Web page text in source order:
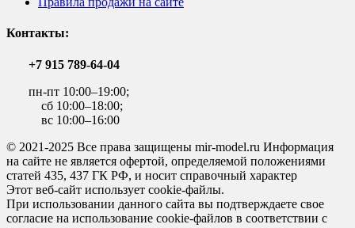
Контакты:
+7 915 789-64-04
пн-пт 10:00–19:00;
сб 10:00–18:00;
вс 10:00–16:00
© 2021-2025 Все права защищены mir-model.ru Информация
на сайте не является офертой, определяемой положениями
статей 435, 437 ГК РФ, и носит справочный характер
Этот веб-сайт использует cookie-файлы.
При использовании данного сайта вы подтверждаете свое
согласие на использование cookie-файлов в соответствии с